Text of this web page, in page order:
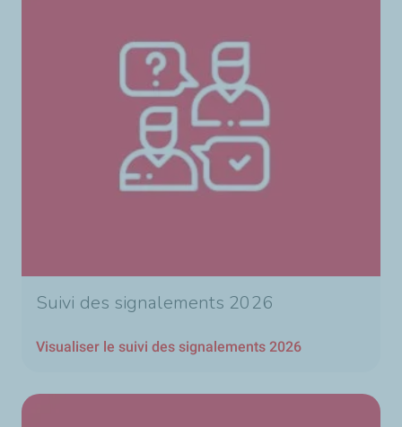
Suivi des signalements 2026
Visualiser le suivi des signalements 2026